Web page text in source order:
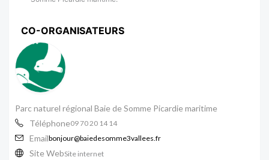
CO-ORGANISATEURS
Parc naturel régional Baie de Somme Picardie maritime
Téléphone09 70 20 14 14
Emailbonjour@baiedesomme3vallees.fr
Site WebSite internet